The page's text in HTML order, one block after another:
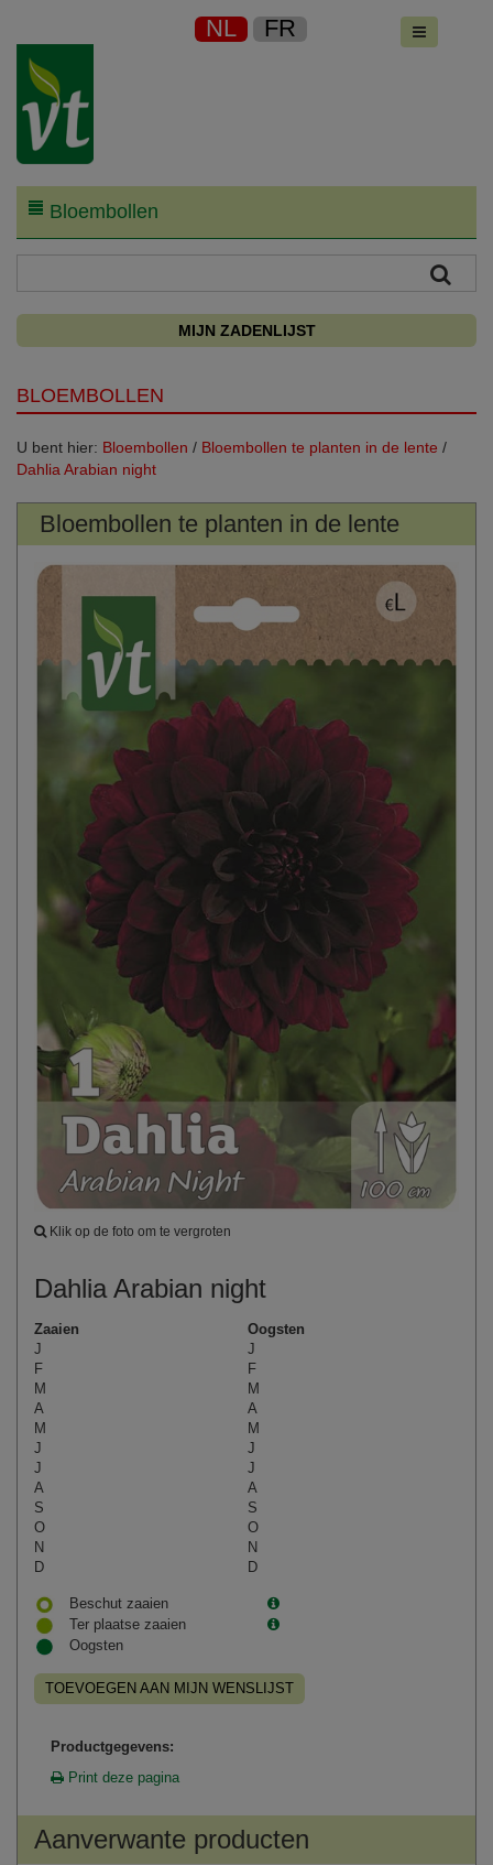
NL FR
Bloembollen
MIJN ZADENLIJST
BLOEMBOLLEN
U bent hier: Bloembollen / Bloembollen te planten in de lente /
Dahlia Arabian night
Bloembollen te planten in de lente
Klik op de foto om te vergroten
Dahlia Arabian night
Zaaien
Oogsten
J
J
F
F
M
M
A
A
M
M
J
J
J
J
A
A
S
S
O
O
N
N
D
D
Beschut zaaien
Ter plaatse zaaien
Oogsten
TOEVOEGEN AAN MIJN WENSLIJST
Productgegevens:
Print deze pagina
Aanverwante producten